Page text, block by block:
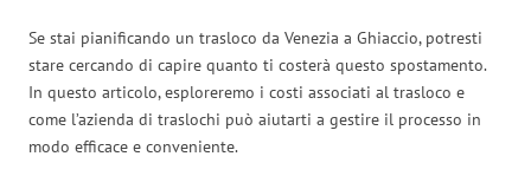
Se stai pianificando un trasloco da Venezia a Ghiaccio, potresti
stare cercando di capire quanto ti costerà questo spostamento.
In questo articolo, esploreremo i costi associati al trasloco e
come l’azienda di traslochi può aiutarti a gestire il processo in
modo efficace e conveniente.